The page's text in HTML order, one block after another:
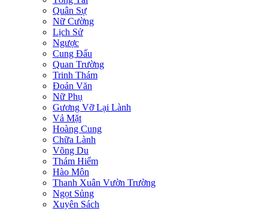
Quân Sự
Nữ Cường
Lịch Sử
Ngược
Cung Đấu
Quan Trường
Trinh Thám
Đoản Văn
Nữ Phụ
Gương Vỡ Lại Lành
Vả Mặt
Hoàng Cung
Chữa Lành
Võng Du
Thám Hiểm
Hào Môn
Thanh Xuân Vườn Trường
Ngọt Sủng
Xuyên Sách